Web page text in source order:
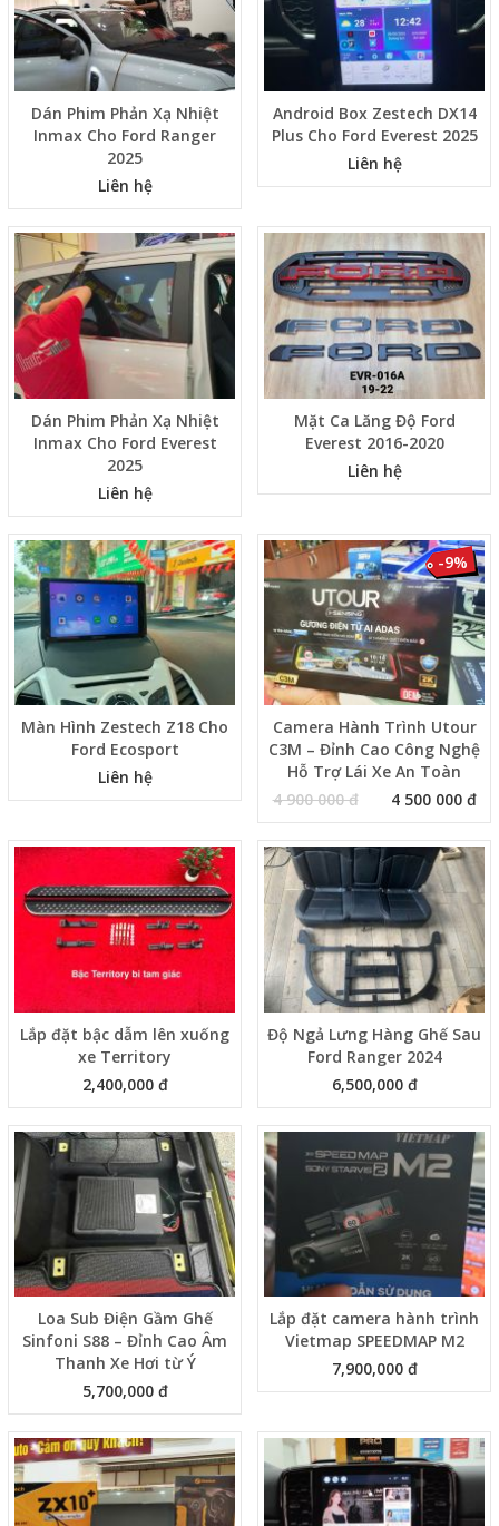
Dán Phim Phản Xạ Nhiệt
Inmax Cho Ford Ranger
2025
Liên hệ
Android Box Zestech DX14
Plus Cho Ford Everest 2025
Liên hệ
Dán Phim Phản Xạ Nhiệt
Inmax Cho Ford Everest
2025
Liên hệ
Mặt Ca Lăng Độ Ford
Everest 2016-2020
Liên hệ
Màn Hình Zestech Z18 Cho
Ford Ecosport
Liên hệ
Camera Hành Trình Utour
C3M – Đỉnh Cao Công Nghệ
Hỗ Trợ Lái Xe An Toàn
4 900 000 đ
4 500 000 đ
-9%
Lắp đặt bậc dẫm lên xuống
xe Territory
2,400,000 đ
Độ Ngả Lưng Hàng Ghế Sau
Ford Ranger 2024
6,500,000 đ
Loa Sub Điện Gầm Ghế
Sinfoni S88 – Đỉnh Cao Âm
Thanh Xe Hơi từ Ý
5,700,000 đ
Lắp đặt camera hành trình
Vietmap SPEEDMAP M2
7,900,000 đ